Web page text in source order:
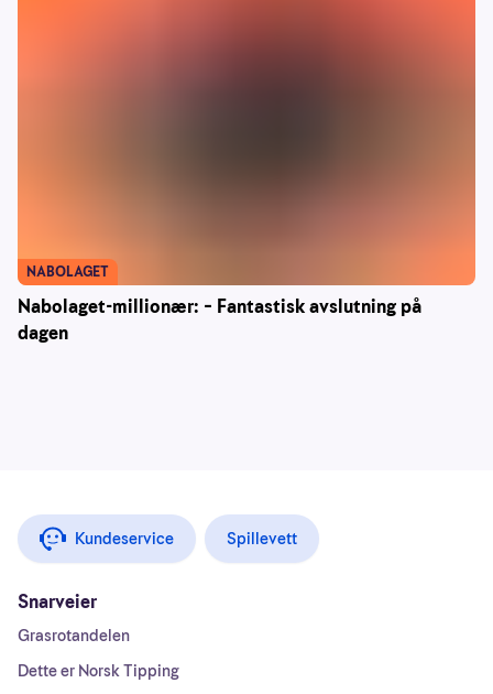
Nabolaget-millionær: – Fantastisk avslutning på
dagen
NABOLAGET
Kundeservice Spillevett
Snarveier
Grasrotandelen
Dette er Norsk Tipping